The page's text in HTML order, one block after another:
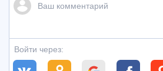
Войти через: